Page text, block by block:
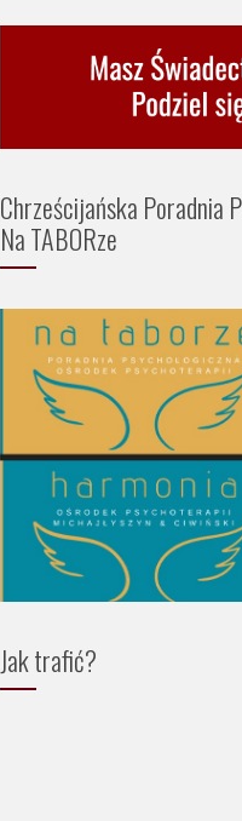
Chrześcijańska Poradnia
Na TABORze
Jak trafić?